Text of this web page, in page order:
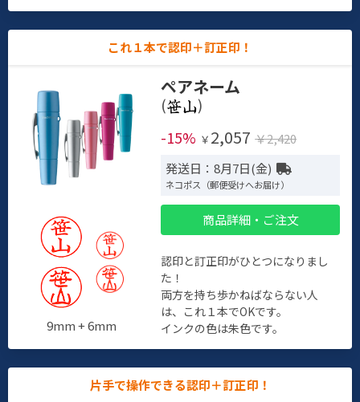
これ１本で認印＋訂正印！
9mm + 6mm
ペアネーム
(
)
-15% ￥ 2,057 ￥2,420
発送日：8月7日(金)
ネコポス（郵便受けへお届け）
商品詳細・ご注文
認印と訂正印がひとつになりまし
た！
両方を持ち歩かねばならない人
は、これ１本でOKです。
インクの色は朱色です。
片手で操作できる認印＋訂正印！